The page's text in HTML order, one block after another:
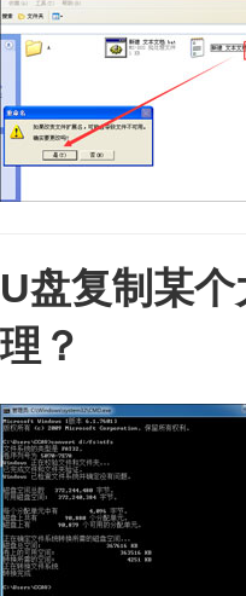
U盘复制某
理？